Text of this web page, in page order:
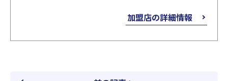
加盟店の詳細情報